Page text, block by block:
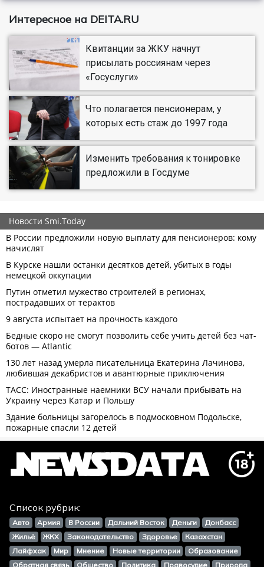
Интересное на DEITA.RU
Квитанции за ЖКУ начнут
присылать россиянам через
«Госуслуги»
Что полагается пенсионерам, у
которых есть стаж до 1997 года
Изменить требования к тонировке
предложили в Госдуме
Список рубрик:
Авто Армия В России Дальний Восток Деньги
Донбасс
Жильё
ЖКХ Законодательство Здоровье
Казахстан
Лайфхак
Мир Мнение Новые территории
Образование
Обратная связь
Общество Политика Правосудие Природа